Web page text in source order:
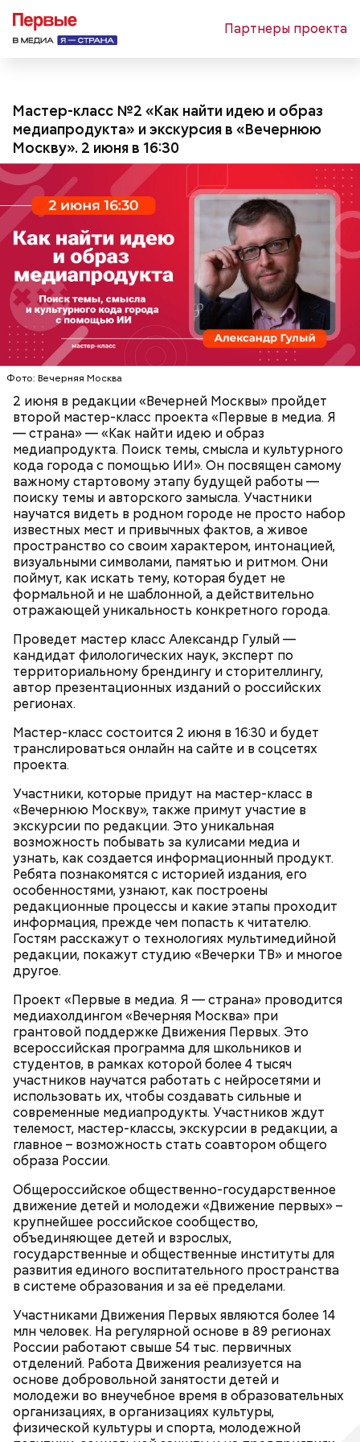
Партнеры проекта
Мастер-класс №2 «Как найти идею и образ
медиапродукта» и экскурсия в «Вечернюю
Москву». 2 июня в 16:30
Фото: Вечерняя Москва
2 июня в редакции «Вечерней Москвы» пройдет
второй мастер-класс проекта «Первые в медиа. Я
— страна» — «Как найти идею и образ
медиапродукта. Поиск темы, смысла и культурного
кода города с помощью ИИ». Он посвящен самому
важному стартовому этапу будущей работы —
поиску темы и авторского замысла. Участники
научатся видеть в родном городе не просто набор
известных мест и привычных фактов, а живое
пространство со своим характером, интонацией,
визуальными символами, памятью и ритмом. Они
поймут, как искать тему, которая будет не
формальной и не шаблонной, а действительно
отражающей уникальность конкретного города.
Проведет мастер класс Александр Гулый —
кандидат филологических наук, эксперт по
территориальному брендингу и сторителлингу,
автор презентационных изданий о российских
регионах.
Мастер-класс состоится 2 июня в 16:30 и будет
транслироваться онлайн на сайте и в соцсетях
проекта.
Участники, которые придут на мастер-класс в
«Вечернюю Москву», также примут участие в
экскурсии по редакции. Это уникальная
возможность побывать за кулисами медиа и
узнать, как создается информационный продукт.
Ребята познакомятся с историей издания, его
особенностями, узнают, как построены
редакционные процессы и какие этапы проходит
информация, прежде чем попасть к читателю.
Гостям расскажут о технологиях мультимедийной
редакции, покажут студию «Вечерки ТВ» и многое
другое.
Проект «Первые в медиа. Я — страна» проводится
медиахолдингом «Вечерняя Москва» при
грантовой поддержке Движения Первых. Это
всероссийская программа для школьников и
студентов, в рамках которой более 4 тысяч
участников научатся работать с нейросетями и
использовать их, чтобы создавать сильные и
современные медиапродукты. Участников ждут
телемост, мастер-классы, экскурсии в редакции, а
главное – возможность стать соавтором общего
образа России.
Общероссийское общественно-государственное
движение детей и молодежи «Движение первых» –
крупнейшее российское сообщество,
объединяющее детей и взрослых,
государственные и общественные институты для
развития единого воспитательного пространства
в системе образования и за её пределами.
Участниками Движения Первых являются более 14
млн человек. На регулярной основе в 89 регионах
России работают свыше 54 тыс. первичных
отделений. Работа Движения реализуется на
основе добровольной занятости детей и
молодежи во внеучебное время в образовательных
организациях, в организациях культуры,
физической культуры и спорта, молодежной
Проекты Движения Первых реализуются по
национальному проекту «Молодежь и дети», в
частности, федеральных проектов «Мы вместе
(воспитание гармонично развитой личности)» и
«Россия - страна возможностей». В числе